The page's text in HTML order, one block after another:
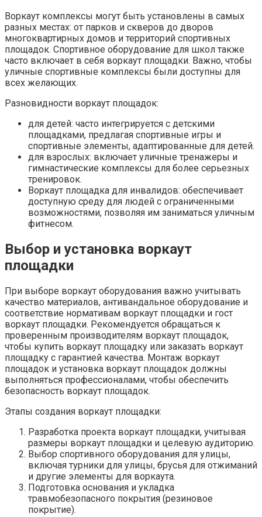
Воркаут комплексы могут быть установлены в самых
разных местах: от парков и скверов до дворов
многоквартирных домов и территорий спортивных
площадок. Спортивное оборудование для школ также
часто включает в себя воркаут площадки. Важно, чтобы
уличные спортивные комплексы были доступны для
всех желающих.
Разновидности воркаут площадок:
для детей: часто интегрируется с детскими
площадками, предлагая спортивные игры и
спортивные элементы, адаптированные для детей.
для взрослых: включает уличные тренажеры и
гимнастические комплексы для более серьезных
тренировок.
Воркаут площадка для инвалидов: обеспечивает
доступную среду для людей с ограниченными
возможностями, позволяя им заниматься уличным
фитнесом.
Выбор и установка воркаут
площадки
При выборе воркаут оборудования важно учитывать
качество материалов, антивандальное оборудование и
соответствие нормативам воркаут площадки и гост
воркаут площадки. Рекомендуется обращаться к
проверенным производителям воркаут площадок,
чтобы купить воркаут площадку или заказать воркаут
площадку с гарантией качества. Монтаж воркаут
площадок и установка воркаут площадок должны
выполняться профессионалами, чтобы обеспечить
безопасность воркаут площадок.
Этапы создания воркаут площадки:
Разработка проекта воркаут площадки, учитывая
размеры воркаут площадки и целевую аудиторию.
Выбор спортивного оборудования для улицы,
включая турники для улицы, брусья для отжиманий
и другие элементы для воркаута.
Подготовка основания и укладка
травмобезопасного покрытия (резиновое
покрытие).